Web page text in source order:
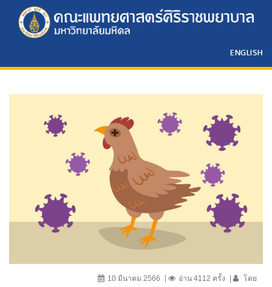
ENGLISH
10 มีนาคม 2566 อ่าน 4112 ครั้ง โดย